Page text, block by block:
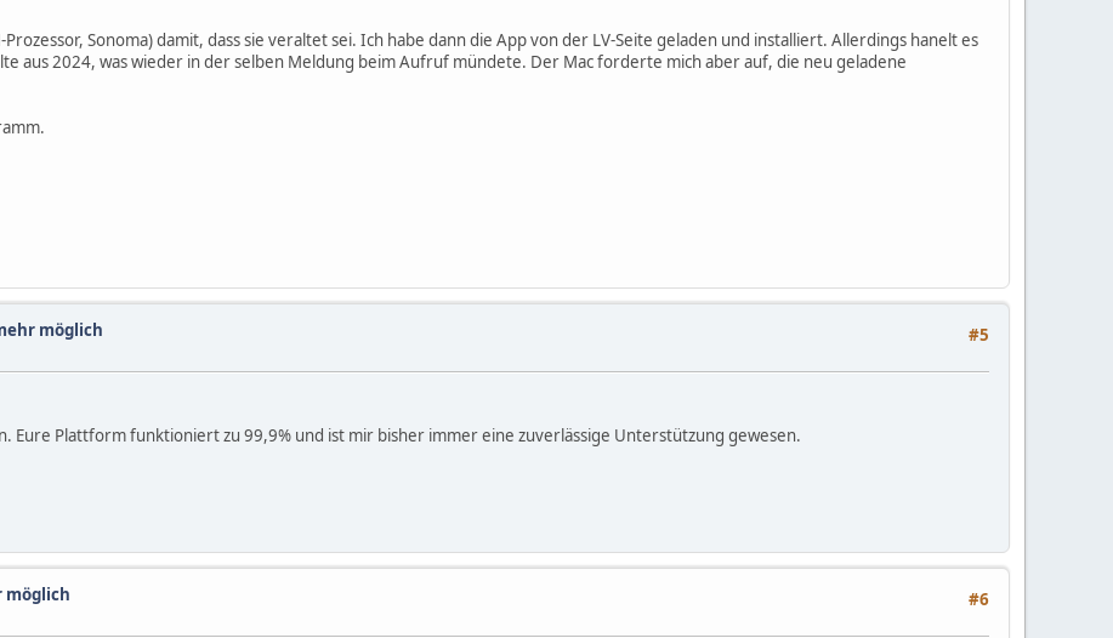
Sonoma) damit, dass sie veraltet sei. Ich habe dann die App von der LV-Seite geladen und installiert. Allerdings hanelt es
aus 2024, was wieder in der selben Meldung beim Aufruf mündete. Der Mac forderte mich aber auf, die neu geladene
#5
möglich
Eure Plattform funktioniert zu 99,9% und ist mir bisher immer eine zuverlässige Unterstützung gewesen.
#6
möglich